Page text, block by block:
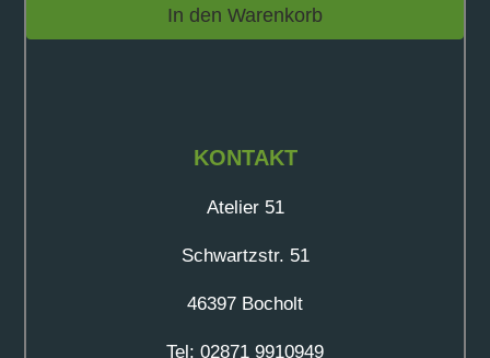
In den Warenkorb
KONTAKT
Atelier 51
Schwartzstr. 51
46397 Bocholt
Tel: 02871 9910949